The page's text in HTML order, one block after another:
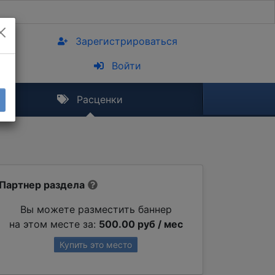
Зарегистрироваться
Войти
Расценки
Партнер раздела
Вы можете разместить баннер
на этом месте за: 500.00 руб / мес
Купить это место